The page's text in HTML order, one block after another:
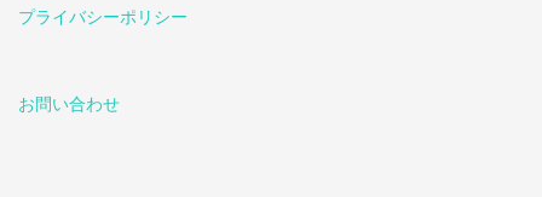
プライバシーポリシー
お問い合わせ